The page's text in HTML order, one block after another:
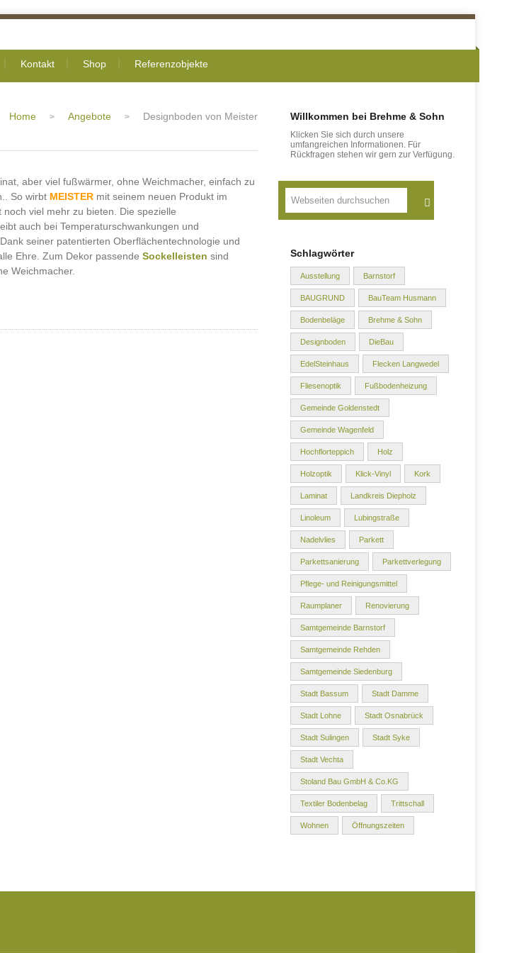
Kontakt Shop Referenzobjekte
Home > Angebote > Designboden von Meister
aber viel fußwärmer, ohne Weichmacher, einfach zu
So wirbt MEISTER mit seinem neuen Produkt im
viel mehr zu bieten. Die spezielle
auch bei Temperaturschwankungen und
seiner patentierten Oberflächentechnologie und
Ehre. Zum Dekor passendeSockelleisten sind
Weichmacher.
Willkommen bei Brehme & Sohn
Klicken Sie sich durch unsere
umfangreichen Informationen. Für
Rückfragen stehen wir gern zur Verfügung.
Suche
Schlagwörter
Ausstellung Barnstorf
BAUGRUND BauTeam Husmann
Bodenbeläge Brehme & Sohn
Designboden DieBau
EdelSteinhaus Flecken Langwedel
Fliesenoptik Fußbodenheizung
Gemeinde Goldenstedt
Gemeinde Wagenfeld
Hochflorteppich Holz
Holzoptik Klick-Vinyl Kork
Laminat Landkreis Diepholz
Linoleum Lubingstraße
Nadelvlies Parkett
Parkettsanierung Parkettverlegung
Pflege- und Reinigungsmittel
Raumplaner Renovierung
Samtgemeinde Barnstorf
Samtgemeinde Rehden
Samtgemeinde Siedenburg
Stadt Bassum Stadt Damme
Stadt Lohne Stadt Osnabrück
Stadt Sulingen Stadt Syke
Stadt Vechta
Stoland Bau GmbH & Co.KG
Textiler Bodenbelag Trittschall
Wohnen Öffnungszeiten